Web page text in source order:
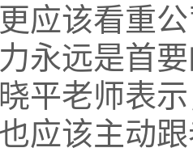
应该看重
永远是首
平老师表
应该主动